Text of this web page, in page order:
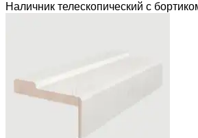
Наличник телескопический с